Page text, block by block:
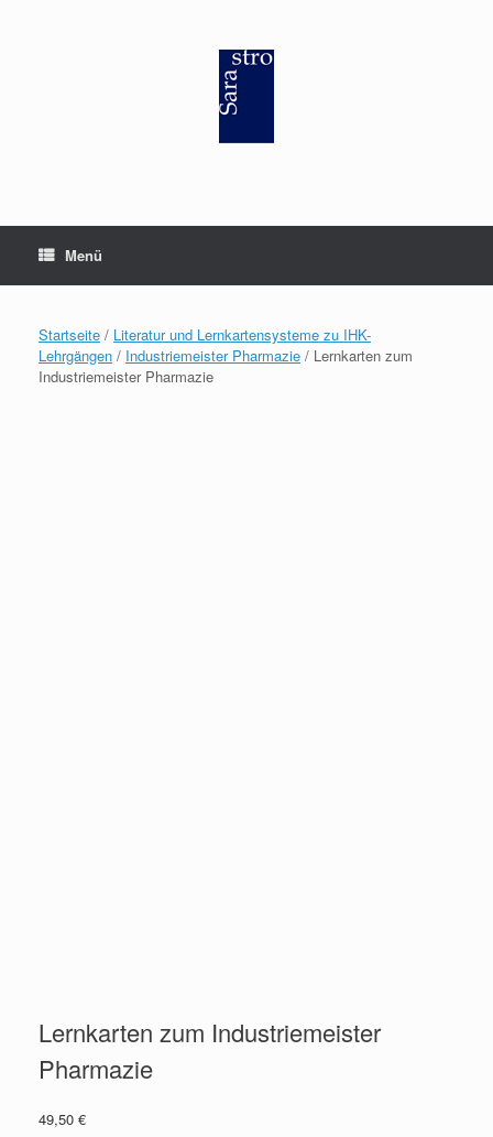
Menü
Startseite / Literatur und Lernkartensysteme zu IHK-
Lehrgängen / Industriemeister Pharmazie / Lernkarten zum
Industriemeister Pharmazie
Lernkarten zum Industriemeister
Pharmazie
49,50 €